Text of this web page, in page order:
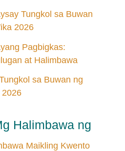
Tungkol sa Buwan
2026
Pagbigkas:
at Halimbawa
sa Buwan ng
2026
Halimbawa ng
Maikling Kwento